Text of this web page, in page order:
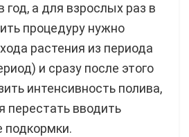
год, а для взрослых раз в
процедуру нужно
растения из периода
и сразу после этого
интенсивность полива,
перестать вводить
подкормки.